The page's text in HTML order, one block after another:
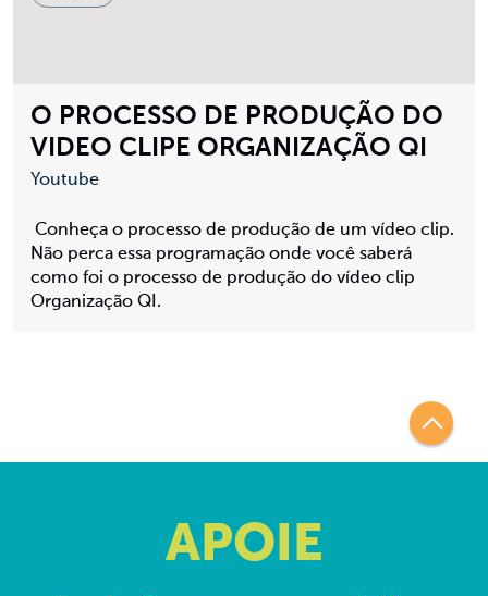
O PROCESSO DE PRODUÇÃO DO
VIDEO CLIPE ORGANIZAÇÃO QI
Youtube
Conheça o processo de produção de um vídeo clip.
Não perca essa programação onde você saberá
como foi o processo de produção do vídeo clip
Organização QI.
APOIE